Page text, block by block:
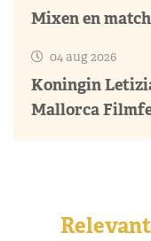
Mixen en
04 aug 2026
Koningin
Mallorca